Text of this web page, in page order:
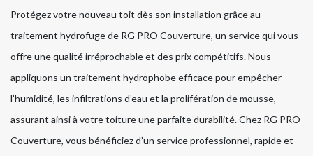
Protégez votre nouveau toit dès son installation grâce au
traitement hydrofuge de RG PRO Couverture, un service qui vous
offre une qualité irréprochable et des prix compétitifs. Nous
appliquons un traitement hydrophobe efficace pour empêcher
l’humidité, les infiltrations d’eau et la prolifération de mousse,
assurant ainsi à votre toiture une parfaite durabilité. Chez RG PRO
Couverture, vous bénéficiez d’un service professionnel, rapide et